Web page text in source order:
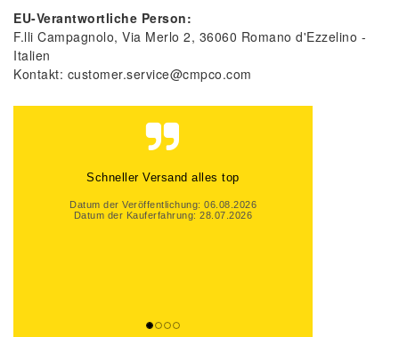
EU-Verantwortliche Person:
F.lli Campagnolo Via Merlo 2 36060 Romano d'Ezzelino
Italien
Kontakt: customer.service@cmpco.com
Schneller Versand alles top
Datum der Veröffentlichung: 06.08.2026
Datum der Kauferfahrung: 28.07.2026